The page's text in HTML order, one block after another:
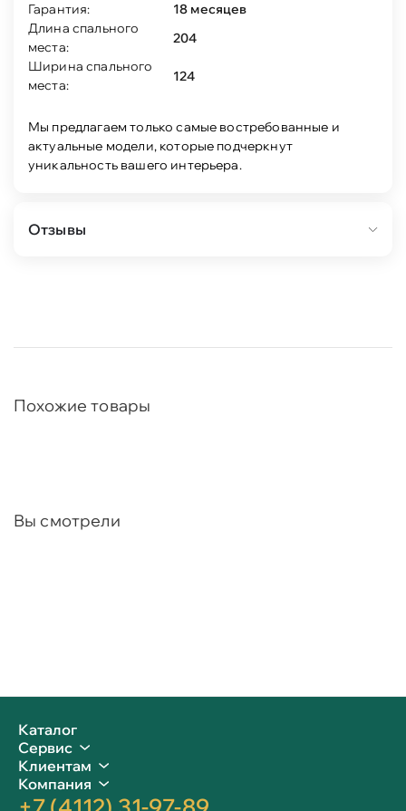
Гарантия:
18 месяцев
Длина спального
места:
204
Ширина спального
места:
124
Мы предлагаем только самые востребованные и
актуальные модели, которые подчеркнут
уникальность вашего интерьера.
Отзывы
Похожие товары
Вы смотрели
Каталог
Сервис
Клиентам
Компания